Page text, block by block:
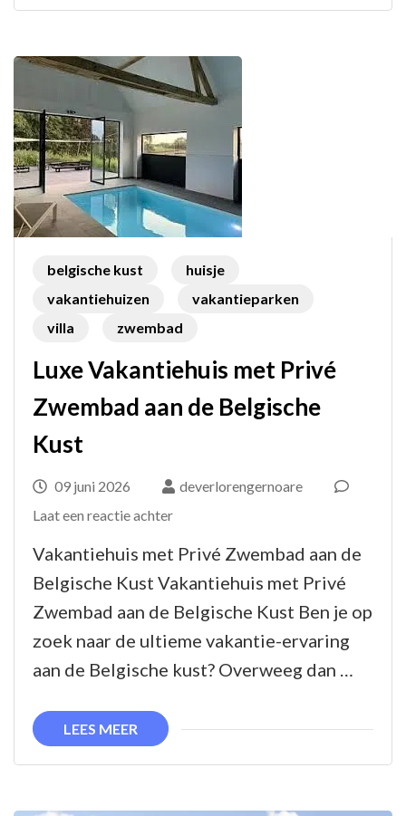
belgische kust
huisje
vakantiehuizen
vakantieparken
villa
zwembad
Luxe Vakantiehuis met Privé
Zwembad aan de Belgische
Kust
09 juni 2026
deverlorengernoare
Laat een reactie achterop
Vakantiehuis met Privé Zwembad aan de
Belgische Kust Vakantiehuis met Privé
Zwembad aan de Belgische Kust Ben je op
zoek naar de ultieme vakantie-ervaring
aan de Belgische kust? Overweeg dan …
LEES MEER